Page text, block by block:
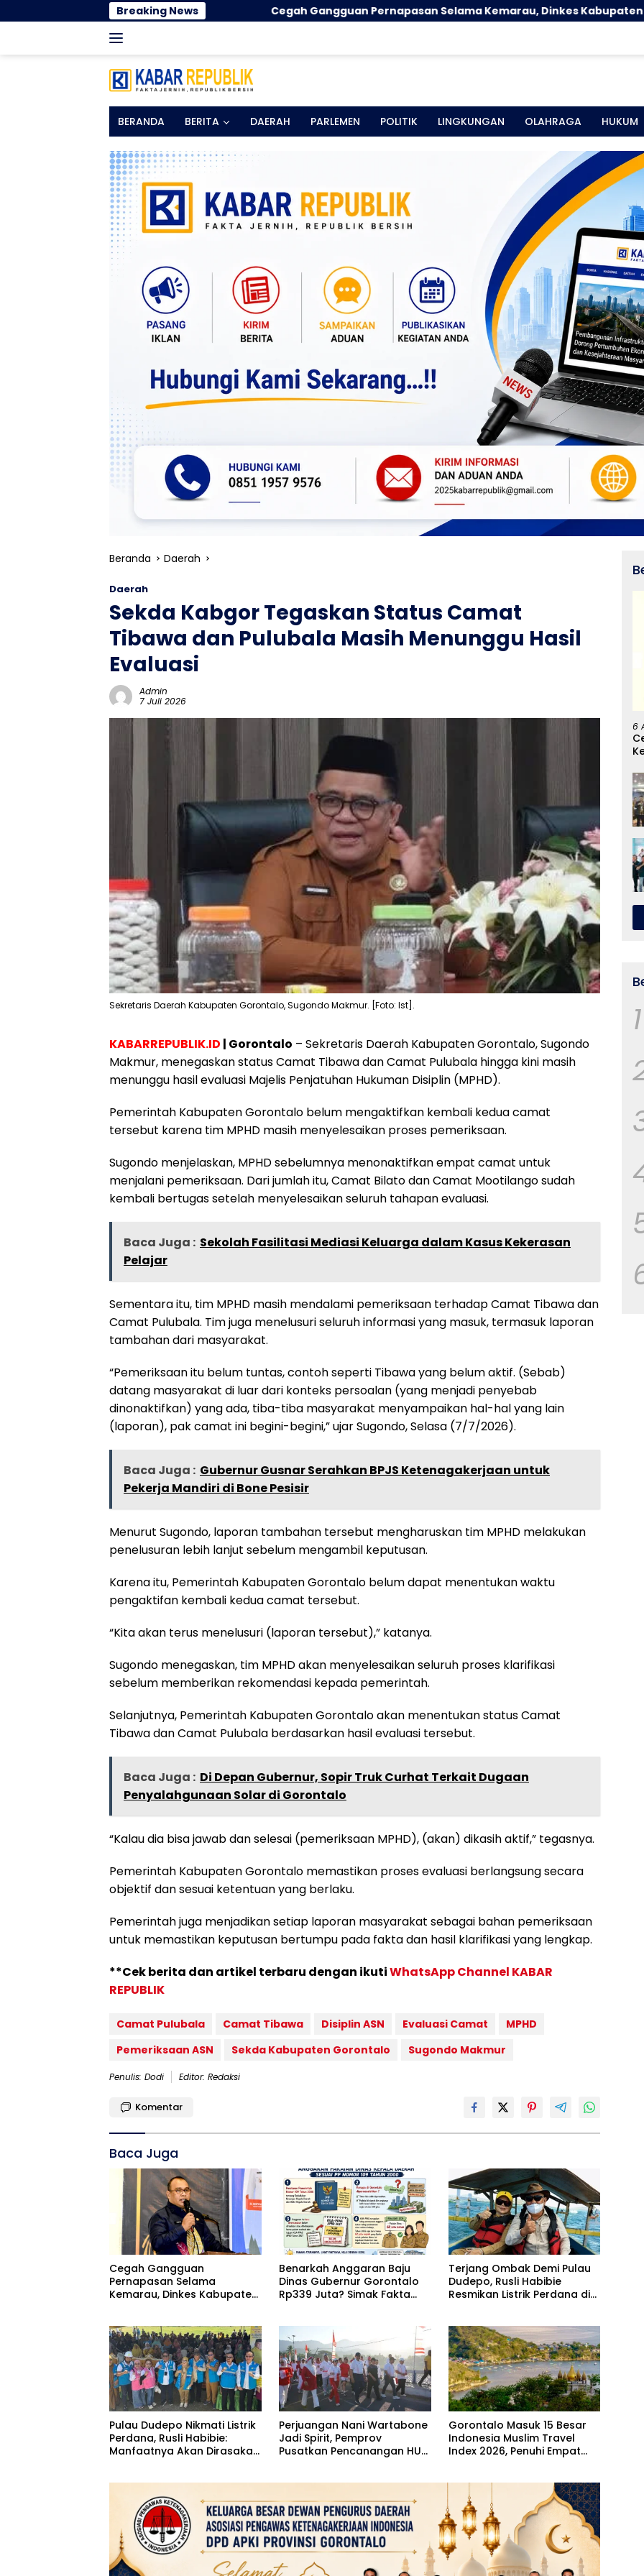
ke
Breaking News
Cegah Gangguan Pernapasan Selama Kemarau, Dinkes Kabupaten Gorontalo Gencarkan
BERANDA BERITA DAERAH PARLEMEN POLITIK LINGKUNGAN OLAHRAGA HUKUM
Beranda Daerah
Daerah
Sekda Kabgor Tegaskan Status Camat
Tibawa dan Pulubala Masih Menunggu Hasil
Evaluasi
Admin
7 Juli 2026
Sekretaris Daerah Kabupaten Gorontalo, Sugondo Makmur. [Foto: Ist].
KABARREPUBLIK.ID | Gorontalo – Sekretaris Daerah Kabupaten Gorontalo, Sugondo
Makmur, menegaskan status Camat Tibawa dan Camat Pulubala hingga kini masih
menunggu hasil evaluasi Majelis Penjatuhan Hukuman Disiplin (MPHD).
Pemerintah Kabupaten Gorontalo belum mengaktifkan kembali kedua camat
tersebut karena tim MPHD masih menyelesaikan proses pemeriksaan.
Sugondo menjelaskan, MPHD sebelumnya menonaktifkan empat camat untuk
menjalani pemeriksaan. Dari jumlah itu, Camat Bilato dan Camat Mootilango sudah
kembali bertugas setelah menyelesaikan seluruh tahapan evaluasi.
Baca Juga : Sekolah Fasilitasi Mediasi Keluarga dalam Kasus Kekerasan
Pelajar
Sementara itu, tim MPHD masih mendalami pemeriksaan terhadap Camat Tibawa dan
Camat Pulubala. Tim juga menelusuri seluruh informasi yang masuk, termasuk laporan
tambahan dari masyarakat.
“Pemeriksaan itu belum tuntas, contoh seperti Tibawa yang belum aktif. (Sebab)
datang masyarakat di luar dari konteks persoalan (yang menjadi penyebab
dinonaktifkan) yang ada, tiba-tiba masyarakat menyampaikan hal-hal yang lain
(laporan), pak camat ini begini-begini,” ujar Sugondo, Selasa (7/7/2026).
Baca Juga : Gubernur Gusnar Serahkan BPJS Ketenagakerjaan untuk
Pekerja Mandiri di Bone Pesisir
Menurut Sugondo, laporan tambahan tersebut mengharuskan tim MPHD melakukan
penelusuran lebih lanjut sebelum mengambil keputusan.
Karena itu, Pemerintah Kabupaten Gorontalo belum dapat menentukan waktu
pengaktifan kembali kedua camat tersebut.
“Kita akan terus menelusuri (laporan tersebut),” katanya.
Sugondo menegaskan, tim MPHD akan menyelesaikan seluruh proses klarifikasi
sebelum memberikan rekomendasi kepada pemerintah.
Selanjutnya, Pemerintah Kabupaten Gorontalo akan menentukan status Camat
Tibawa dan Camat Pulubala berdasarkan hasil evaluasi tersebut.
Baca Juga : Di Depan Gubernur, Sopir Truk Curhat Terkait Dugaan
Penyalahgunaan Solar di Gorontalo
“Kalau dia bisa jawab dan selesai (pemeriksaan MPHD), (akan) dikasih aktif,” tegasnya.
Pemerintah Kabupaten Gorontalo memastikan proses evaluasi berlangsung secara
objektif dan sesuai ketentuan yang berlaku.
Pemerintah juga menjadikan setiap laporan masyarakat sebagai bahan pemeriksaan
untuk memastikan keputusan bertumpu pada fakta dan hasil klarifikasi yang lengkap.
**Cek berita dan artikel terbaru dengan ikutiWhatsApp Channel KABAR
REPUBLIK
Camat Pulubala Camat Tibawa Disiplin ASN Evaluasi Camat
MPHD
Pemeriksaan ASN
Sekda Kabupaten Gorontalo Sugondo Makmur
Penulis: Dodi Editor: Redaksi
Komentar
Baca Juga
Cegah Gangguan
Pernapasan Selama
Kemarau, Dinkes Kabupaten
Benarkah Anggaran Baju
Dinas Gubernur Gorontalo
Rp339 Juta? Simak Fakta
Terjang Ombak Demi Pulau
Dudepo, Rusli Habibie
Resmikan Listrik Perdana di
Pulau Dudepo Nikmati Listrik
Perdana, Rusli Habibie:
Manfaatnya Akan Dirasakan
Perjuangan Nani Wartabone
Jadi Spirit, Pemprov
Pusatkan Pencanangan HUT
Gorontalo Masuk 15 Besar
Indonesia Muslim Travel
Index 2026, Penuhi Empat
6
1